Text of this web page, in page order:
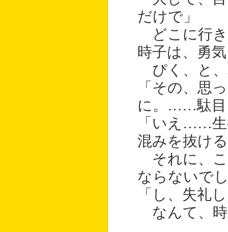
だけで」
どこに行
時子は、勇
ぴく、と、
「その、思
に。……駄
「いえ……
混みを抜け
それに、こ
ならないで
「し、失礼
なんて、時